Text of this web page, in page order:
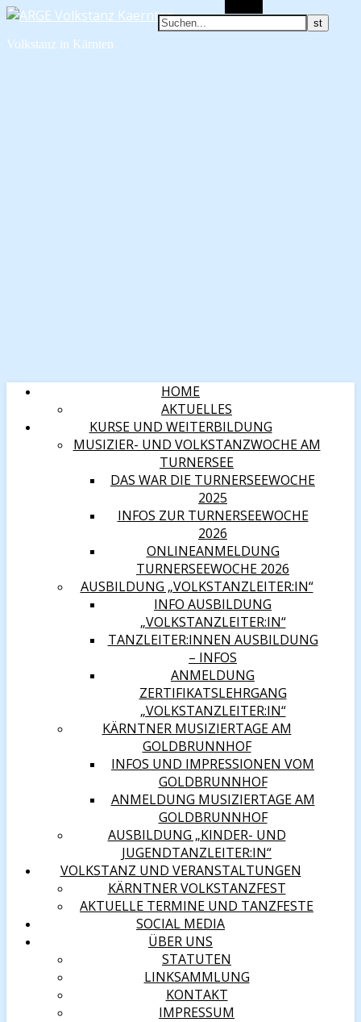
Volkstanz in Kärnten
HOME
AKTUELLES
KURSE UND WEITERBILDUNG
MUSIZIER- UND VOLKSTANZWOCHE AM
TURNERSEE
DAS WAR DIE TURNERSEEWOCHE
2025
INFOS ZUR TURNERSEEWOCHE
2026
ONLINEANMELDUNG
TURNERSEEWOCHE 2026
AUSBILDUNG „VOLKSTANZLEITER:IN“
INFO AUSBILDUNG
„VOLKSTANZLEITER:IN“
TANZLEITER:INNEN AUSBILDUNG
– INFOS
ANMELDUNG
ZERTIFIKATSLEHRGANG
„VOLKSTANZLEITER:IN“
KÄRNTNER MUSIZIERTAGE AM
GOLDBRUNNHOF
INFOS UND IMPRESSIONEN VOM
GOLDBRUNNHOF
ANMELDUNG MUSIZIERTAGE AM
GOLDBRUNNHOF
AUSBILDUNG „KINDER- UND
JUGENDTANZLEITER:IN“
VOLKSTANZ UND VERANSTALTUNGEN
KÄRNTNER VOLKSTANZFEST
AKTUELLE TERMINE UND TANZFESTE
SOCIAL MEDIA
ÜBER UNS
STATUTEN
LINKSAMMLUNG
KONTAKT
IMPRESSUM